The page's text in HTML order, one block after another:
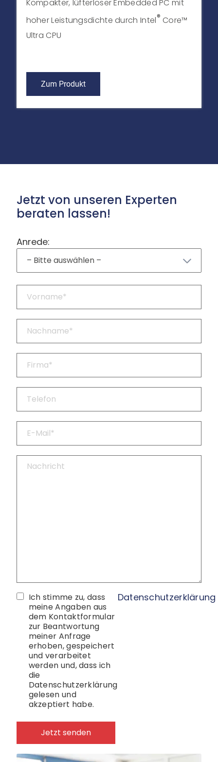
Kompakter, lüfterloser Embedded PC mit
hoher Leistungsdichte durch Intel® Core™
Ultra CPU
Zum Produkt
Jetzt von unseren Experten
beraten lassen!
Anrede:
Ich stimme zu, dass
meine Angaben aus
dem Kontaktformular
zur Beantwortung
meiner Anfrage
erhoben, gespeichert
und verarbeitet
werden und, dass ich
die
Datenschutzerklärung
gelesen und
akzeptiert habe.
Datenschutzerklärung